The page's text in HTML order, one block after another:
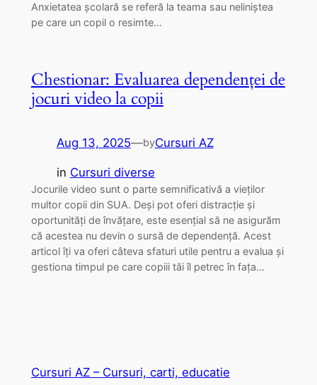
Anxietatea școlară se referă la teama sau neliniștea
pe care un copil o resimte…
Chestionar: Evaluarea dependenței de
jocuri video la copii
Aug 13, 2025—byCursuri AZ
in Cursuri diverse
Jocurile video sunt o parte semnificativă a vieților
multor copii din SUA. Deși pot oferi distracție și
oportunități de învățare, este esențial să ne asigurăm
că acestea nu devin o sursă de dependență. Acest
articol îți va oferi câteva sfaturi utile pentru a evalua și
gestiona timpul pe care copiii tăi îl petrec în fața…
Cursuri AZ – Cursuri, carti, educatie